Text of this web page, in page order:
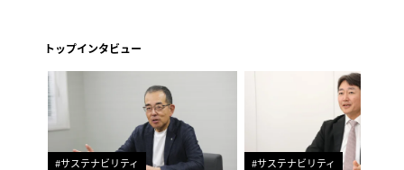
トップインタビュー
#サステナビリティ #サステナビリティ